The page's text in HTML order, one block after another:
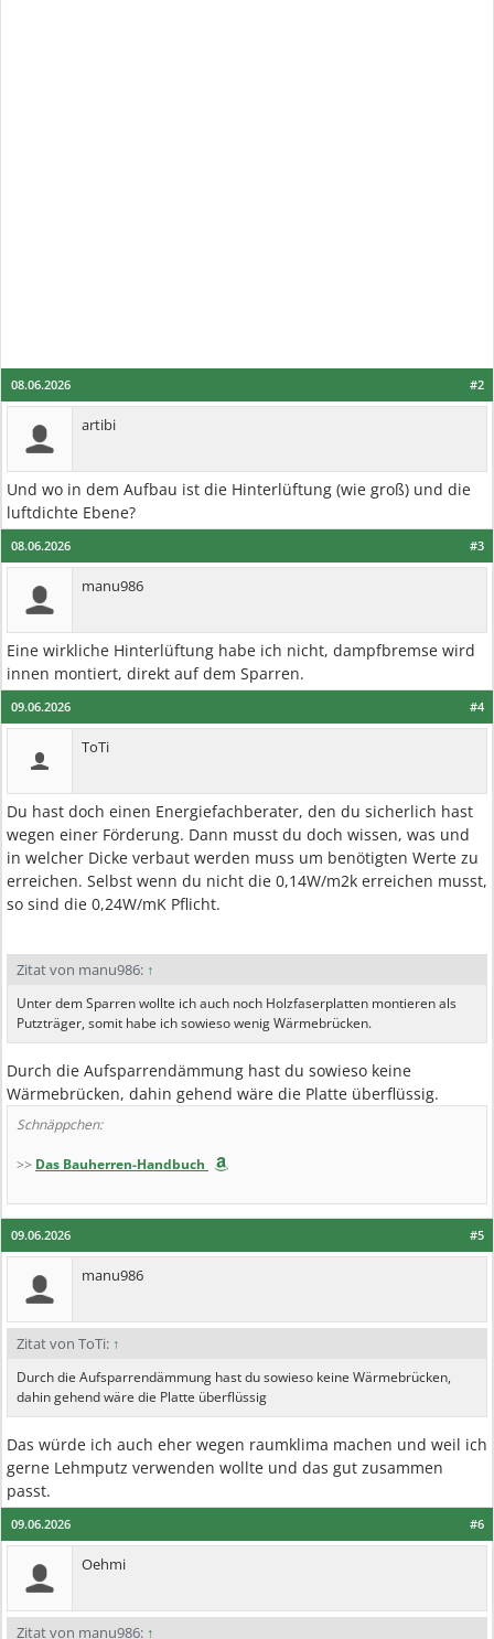
#2
08.06.2026
artibi
Und wo in dem Aufbau ist die Hinterlüftung (wie groß) und die
luftdichte Ebene?
#3
08.06.2026
manu986
Eine wirkliche Hinterlüftung habe ich nicht, dampfbremse wird
innen montiert, direkt auf dem Sparren.
#4
09.06.2026
ToTi
Du hast doch einen Energiefachberater, den du sicherlich hast
wegen einer Förderung. Dann musst du doch wissen, was und
in welcher Dicke verbaut werden muss um benötigten Werte zu
erreichen. Selbst wenn du nicht die 0,14W/m2k erreichen musst,
so sind die 0,24W/mK Pflicht.
Zitat von manu986: ↑
Unter dem Sparren wollte ich auch noch Holzfaserplatten montieren als
Putzträger, somit habe ich sowieso wenig Wärmebrücken.
Durch die Aufsparrendämmung hast du sowieso keine
Wärmebrücken, dahin gehend wäre die Platte überflüssig.
Schnäppchen:
>> Das Bauherren-Handbuch
#5
09.06.2026
manu986
Zitat von ToTi: ↑
Durch die Aufsparrendämmung hast du sowieso keine Wärmebrücken,
dahin gehend wäre die Platte überflüssig
Das würde ich auch eher wegen raumklima machen und weil ich
gerne Lehmputz verwenden wollte und das gut zusammen
passt.
#6
09.06.2026
Oehmi
Zitat von manu986: ↑